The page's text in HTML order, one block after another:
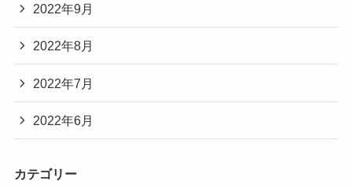
2022年9月
2022年8月
2022年7月
2022年6月
カテゴリー